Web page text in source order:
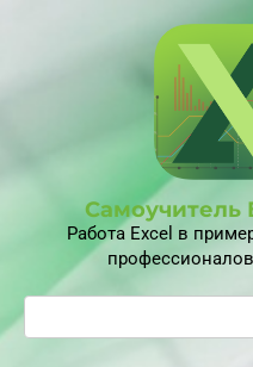
Самоучитель
Работа Excel в
Поиск: